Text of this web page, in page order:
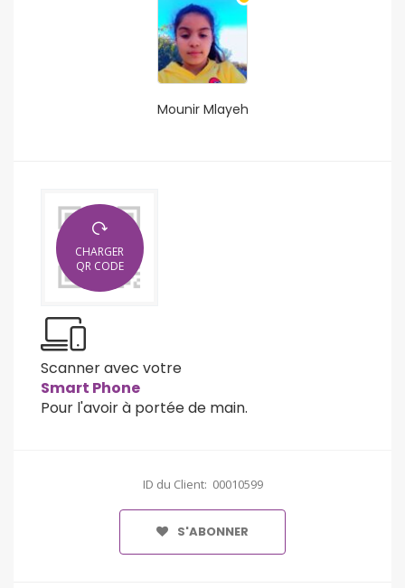
Mounir Mlayeh
CHARGER
QR CODE
Scanner avec votre
Smart Phone
Pour l'avoir à portée de main.
ID du Client: 00010599
S'ABONNER